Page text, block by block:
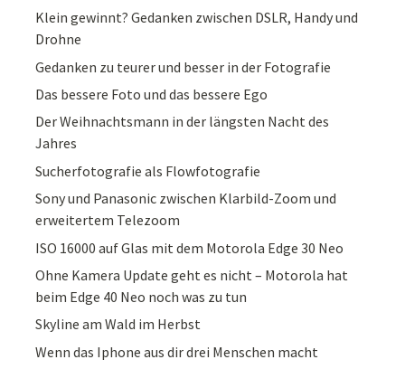
Klein gewinnt? Gedanken zwischen DSLR, Handy und
Drohne
Gedanken zu teurer und besser in der Fotografie
Das bessere Foto und das bessere Ego
Der Weihnachtsmann in der längsten Nacht des
Jahres
Sucherfotografie als Flowfotografie
Sony und Panasonic zwischen Klarbild-Zoom und
erweitertem Telezoom
ISO 16000 auf Glas mit dem Motorola Edge 30 Neo
Ohne Kamera Update geht es nicht – Motorola hat
beim Edge 40 Neo noch was zu tun
Skyline am Wald im Herbst
Wenn das Iphone aus dir drei Menschen macht